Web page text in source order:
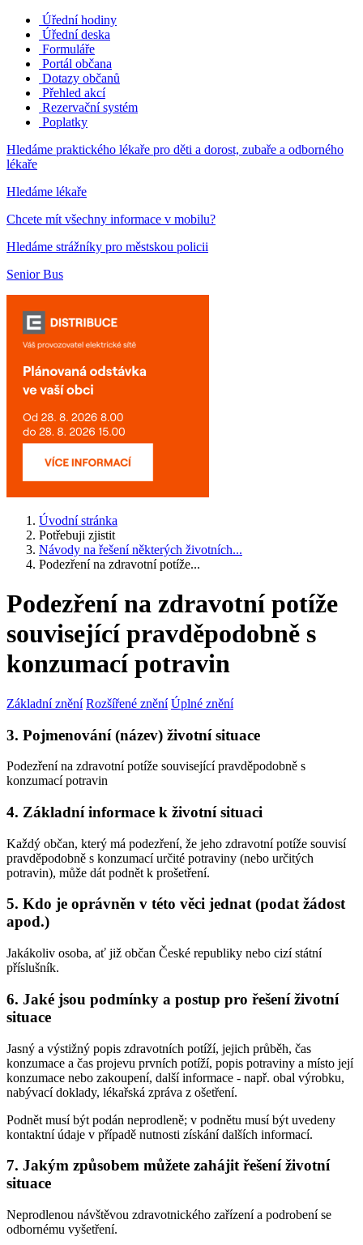
Úřední hodiny
Úřední deska
Formuláře
Portál občana
Dotazy občanů
Přehled akcí
Rezervační systém
Poplatky
Hledáme praktického lékaře pro děti a dorost, zubaře a odborného
lékaře
Hledáme lékaře
Chcete mít všechny informace v mobilu?
Hledáme strážníky pro městskou policii
Senior Bus
Úvodní stránka
Potřebuji zjistit
Návody na řešení některých životních...
Podezření na zdravotní potíže...
Podezření na zdravotní potíže
související pravděpodobně s
konzumací potravin
Základní znění Rozšířené znění Úplné znění
3. Pojmenování (název) životní situace
Podezření na zdravotní potíže související pravděpodobně s
konzumací potravin
4. Základní informace k životní situaci
Každý občan, který má podezření, že jeho zdravotní potíže souvisí
pravděpodobně s konzumací určité potraviny (nebo určitých
potravin), může dát podnět k prošetření.
5. Kdo je oprávněn v této věci jednat (podat žádost
apod.)
Jakákoliv osoba, ať již občan České republiky nebo cizí státní
příslušník.
6. Jaké jsou podmínky a postup pro řešení životní
situace
Jasný a výstižný popis zdravotních potíží, jejich průběh, čas
konzumace a čas projevu prvních potíží, popis potraviny a místo její
konzumace nebo zakoupení, další informace - např. obal výrobku,
nabývací doklady, lékařská zpráva z ošetření.
Podnět musí být podán neprodleně; v podnětu musí být uvedeny
kontaktní údaje v případě nutnosti získání dalších informací.
7. Jakým způsobem můžete zahájit řešení životní
situace
Neprodlenou návštěvou zdravotnického zařízení a podrobení se
odbornému vyšetření.